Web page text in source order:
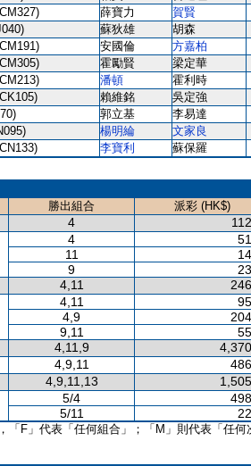
薛寶力 賀賢
蘇狄雄 胡森
安國倫 方嘉柏
霍勵賢 梁定華
潘頓 霍利時
賴維銘 吳定強
郭立基 李易達
楊明綸 文家良
李寶利
蘇保羅
勝出組合
派彩 (HK$)
4
4
11
9
4,11
4,11
4,9
9,11
4,11,9
4,9,11
4,9,11,13
5/4
5/11
「F」代表「任何組合」；「M」則代表「任何